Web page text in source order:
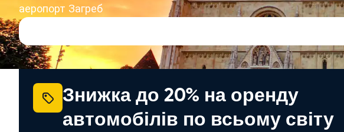
аеропорт Загреб
Знижка до 20% на оренду
автомобілів по всьому світу